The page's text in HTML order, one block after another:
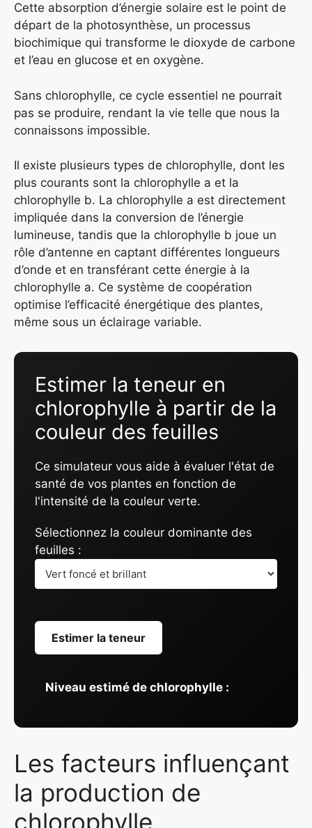
Cette absorption d’énergie solaire est le point de
départ de la photosynthèse, un processus
biochimique qui transforme le dioxyde de carbone
et l’eau en glucose et en oxygène.
Sans chlorophylle, ce cycle essentiel ne pourrait
pas se produire, rendant la vie telle que nous la
connaissons impossible.
Il existe plusieurs types de chlorophylle, dont les
plus courants sont la chlorophylle a et la
chlorophylle b. La chlorophylle a est directement
impliquée dans la conversion de l’énergie
lumineuse, tandis que la chlorophylle b joue un
rôle d’antenne en captant différentes longueurs
d’onde et en transférant cette énergie à la
chlorophylle a. Ce système de coopération
optimise l’efficacité énergétique des plantes,
même sous un éclairage variable.
Estimer la teneur en
chlorophylle à partir de la
couleur des feuilles
Ce simulateur vous aide à évaluer l'état de
santé de vos plantes en fonction de
l'intensité de la couleur verte.
Sélectionnez la couleur dominante des
feuilles :
Estimer la teneur
Niveau estimé de chlorophylle :
Les facteurs influençant
la production de
chlorophylle